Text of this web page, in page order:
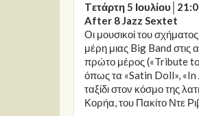
Tετάρτη 5
After 8 Jazz Sextet
Οι μουσικοί του
μέρη μιας Big Band στις
πρώτο μέρος («Tribute to
όπως τα «Satin Doll», «In
ταξίδι στον κόσμο της
Κορήα, του Πακίτο Ντε